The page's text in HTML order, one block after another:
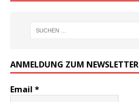
ANMELDUNG ZUM NEWSLETTER
Email *